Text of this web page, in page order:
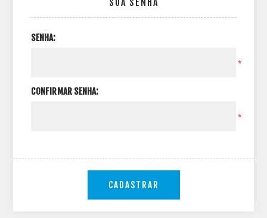
SUA SENHA
SENHA:
*
CONFIRMAR SENHA:
*
CADASTRAR